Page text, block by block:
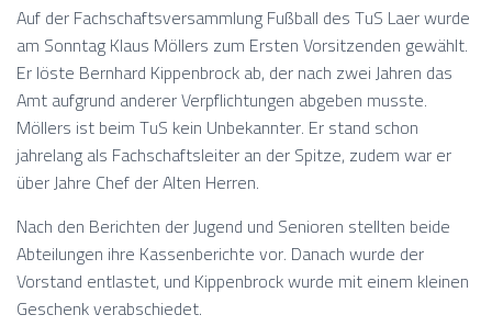
Auf der Fachschaftsversammlung Fußball des TuS Laer wurde
am Sonntag Klaus Möllers zum Ersten Vorsitzenden gewählt.
Er löste Bernhard Kippenbrock ab, der nach zwei Jahren das
Amt aufgrund anderer Verpflichtungen abgeben musste.
Möllers ist beim TuS kein Unbekannter. Er stand schon
jahrelang als Fachschaftsleiter an der Spitze, zudem war er
über Jahre Chef der Alten Herren.
Nach den Berichten der Jugend und Senioren stellten beide
Abteilungen ihre Kassenberichte vor. Danach wurde der
Vorstand entlastet, und Kippenbrock wurde mit einem kleinen
Geschenk verabschiedet.